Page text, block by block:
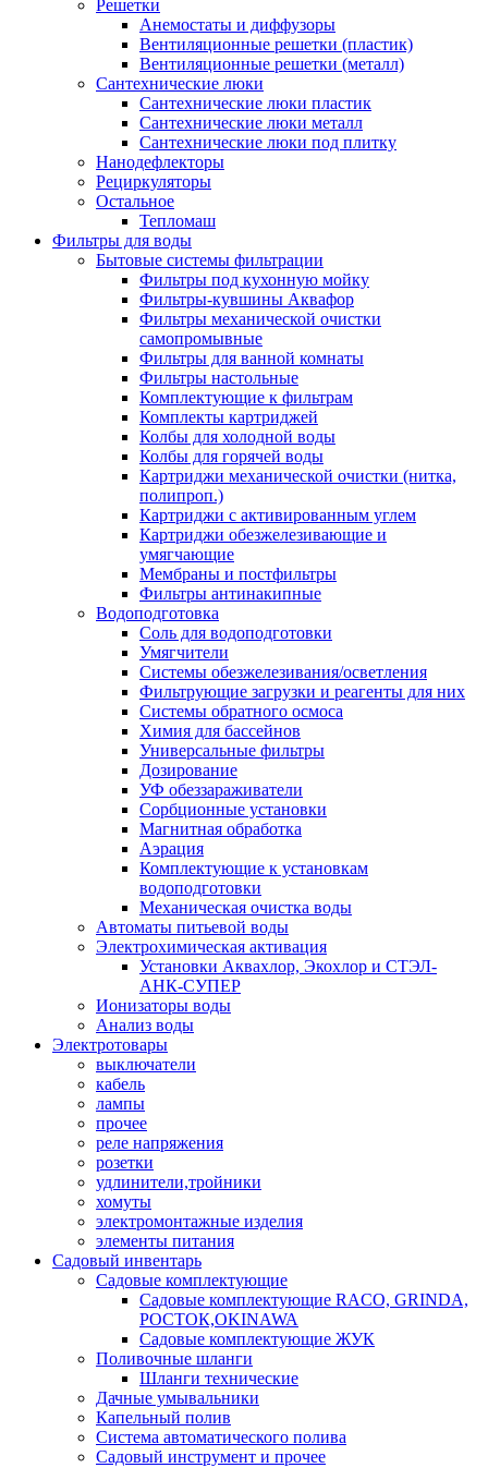
Решетки
Анемостаты и диффузоры
Вентиляционные решетки (пластик)
Вентиляционные решетки (металл)
Сантехнические люки
Сантехнические люки пластик
Сантехнические люки металл
Сантехнические люки под плитку
Нанодефлекторы
Рециркуляторы
Остальное
Тепломаш
Фильтры для воды
Бытовые системы фильтрации
Фильтры под кухонную мойку
Фильтры-кувшины Аквафор
Фильтры механической очистки
самопромывные
Фильтры для ванной комнаты
Фильтры настольные
Комплектующие к фильтрам
Комплекты картриджей
Колбы для холодной воды
Колбы для горячей воды
Картриджи механической очистки (нитка,
полипроп.)
Картриджи с активированным углем
Картриджи обезжелезивающие и
умягчающие
Мембраны и постфильтры
Фильтры антинакипные
Водоподготовка
Соль для водоподготовки
Умягчители
Системы обезжелезивания/осветления
Фильтрующие загрузки и реагенты для них
Системы обратного осмоса
Химия для бассейнов
Универсальные фильтры
Дозирование
УФ обеззараживатели
Сорбционные установки
Магнитная обработка
Аэрация
Комплектующие к установкам
водоподготовки
Механическая очистка воды
Автоматы питьевой воды
Электрохимическая активация
Установки Аквахлор, Экохлор и СТЭЛ-
АНК-СУПЕР
Ионизаторы воды
Анализ воды
Электротовары
выключатели
кабель
лампы
прочее
реле напряжения
розетки
удлинители,тройники
хомуты
электромонтажные изделия
элементы питания
Садовый инвентарь
Садовые комплектующие
Садовые комплектующие RACO, GRINDA,
РОСТОК,OKINAWA
Садовые комплектующие ЖУК
Поливочные шланги
Шланги технические
Дачные умывальники
Капельный полив
Система автоматического полива
Садовый инструмент и прочее